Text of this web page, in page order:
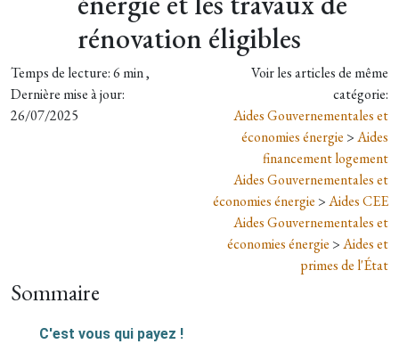
rénovation éligibles
Temps de lecture: 6 min ,
Dernière mise à jour:
26/07/2025
Voir les articles de même
catégorie:
Aides Gouvernementales et
économies énergie >Aides
financement logement
Aides Gouvernementales et
économies énergie >Aides CEE
Aides Gouvernementales et
économies énergie >Aides et
primes de l'État
Sommaire
C'est vous qui payez !